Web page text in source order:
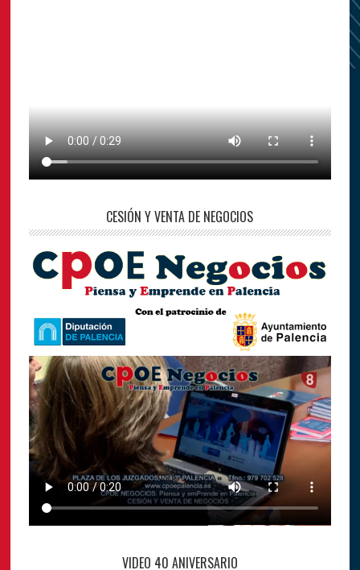
CESIÓN Y VENTA DE NEGOCIOS
VIDEO 40 ANIVERSARIO